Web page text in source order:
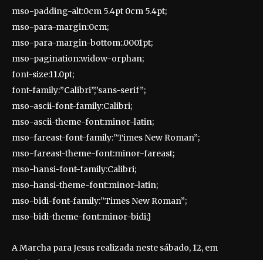
mso-padding-alt:0cm 5.4pt 0cm 5.4pt;
mso-para-margin:0cm;
mso-para-margin-bottom:.0001pt;
mso-pagination:widow-orphan;
font-size:11.0pt;
font-family:”Calibri”,”sans-serif”;
mso-ascii-font-family:Calibri;
mso-ascii-theme-font:minor-latin;
mso-fareast-font-family:”Times New Roman”;
mso-fareast-theme-font:minor-fareast;
mso-hansi-font-family:Calibri;
mso-hansi-theme-font:minor-latin;
mso-bidi-font-family:”Times New Roman”;
mso-bidi-theme-font:minor-bidi;}
A Marcha para Jesus realizada neste sábado, 12, em